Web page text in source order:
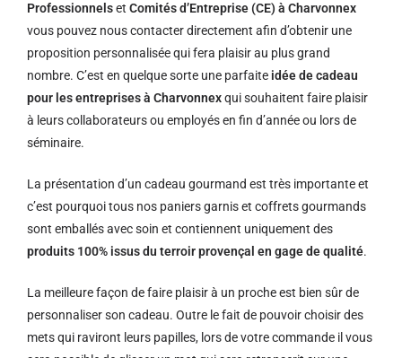
Professionnelset Comités d’Entreprise (CE) à Charvonnex
vous pouvez nous contacter directement afin d’obtenir une
proposition personnalisée qui fera plaisir au plus grand
nombre. C’est en quelque sorte une parfaite idée de cadeau
pour les entreprises à Charvonnexqui souhaitent faire plaisir
à leurs collaborateurs ou employés en fin d’année ou lors de
séminaire.
La présentation d’un cadeau gourmand est très importante et
c’est pourquoi tous nos paniers garnis et coffrets gourmands
sont emballés avec soin et contiennent uniquement des
produits 100% issus du terroir provençal en gage de qualité.
La meilleure façon de faire plaisir à un proche est bien sûr de
personnaliser son cadeau. Outre le fait de pouvoir choisir des
mets qui raviront leurs papilles, lors de votre commande il vous